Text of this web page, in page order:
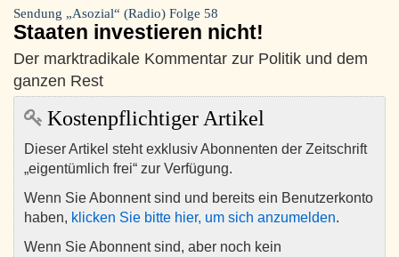
Sendung „Asozial“ (Radio) Folge 58
Staaten investieren nicht!
Der marktradikale Kommentar zur Politik und dem
ganzen Rest
Kostenpflichtiger Artikel
Dieser Artikel steht exklusiv Abonnenten der Zeitschrift
„eigentümlich frei“ zur Verfügung.
Wenn Sie Abonnent sind und bereits ein Benutzerkonto
haben, klicken Sie bitte hier, um sich anzumelden.
Wenn Sie Abonnent sind, aber noch kein